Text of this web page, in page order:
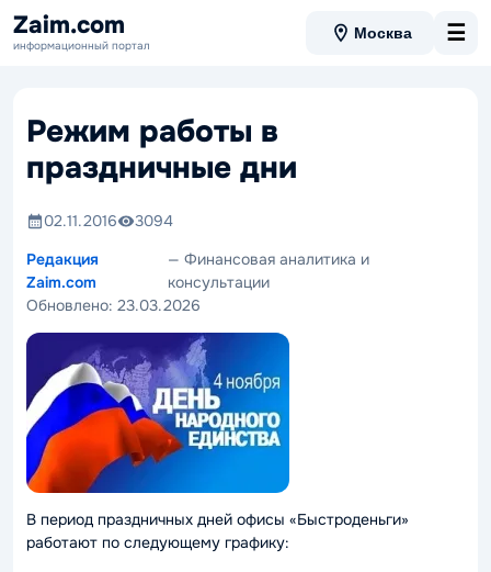
Zaim.com
информационный портал
Москва ☰
Режим работы в
праздничные дни
02.11.2016
3094
Редакция
Zaim.com
— Финансовая аналитика и
консультации
Обновлено: 23.03.2026
В период праздничных дней офисы «Быстроденьги»
работают по следующему графику: